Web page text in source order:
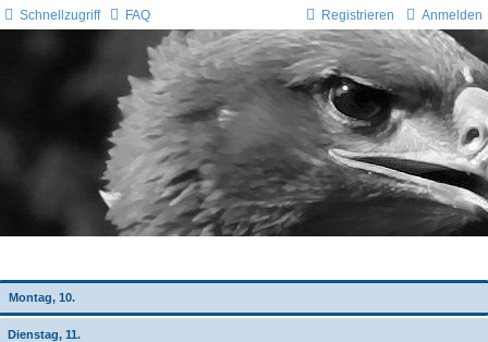
Schnellzugriff FAQ Anmelden
Registrieren
Montag, 10.
Dienstag, 11.